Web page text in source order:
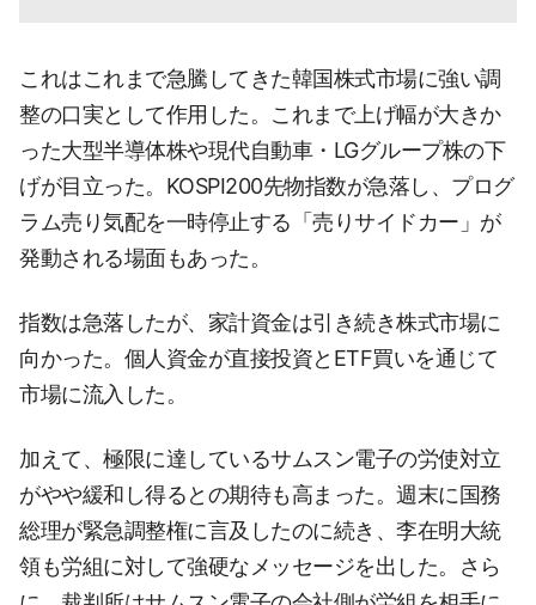
これはこれまで急騰してきた韓国株式市場に強い調
整の口実として作用した。これまで上げ幅が大きか
った大型半導体株や現代自動車・LGグループ株の下
げが目立った。KOSPI200先物指数が急落し、プログ
ラム売り気配を一時停止する「売りサイドカー」が
発動される場面もあった。
指数は急落したが、家計資金は引き続き株式市場に
向かった。個人資金が直接投資とETF買いを通じて
市場に流入した。
加えて、極限に達しているサムスン電子の労使対立
がやや緩和し得るとの期待も高まった。週末に国務
総理が緊急調整権に言及したのに続き、李在明大統
領も労組に対して強硬なメッセージを出した。さら